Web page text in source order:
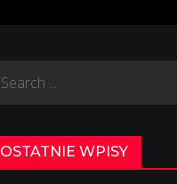
OSTATNIE WPISY